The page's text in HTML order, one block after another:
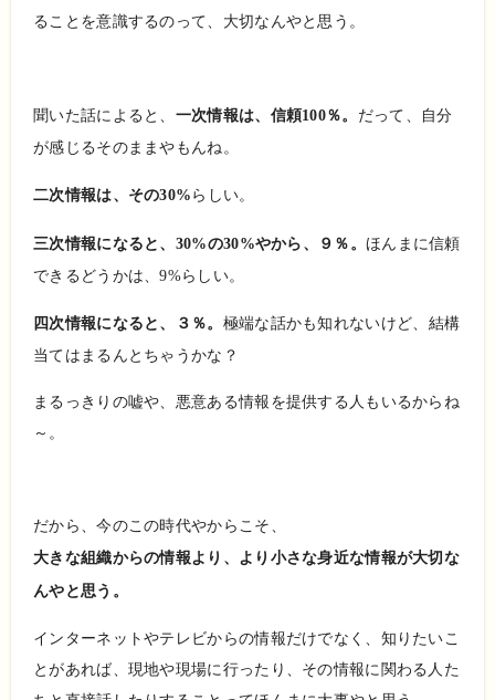
ることを意識するのって、大切なんやと思う。
聞いた話によると、 一次情報は、信頼100％。 だって、自分
が感じるそのままやもんね。
二次情報は、その30% らしい。
三次情報になると、30%の30%やから、９％。 ほんまに信頼
できるどうかは、9%らしい。
四次情報になると、３％。 極端な話かも知れないけど、結構
当てはまるんとちゃうかな？
まるっきりの嘘や、悪意ある情報を提供する人もいるからね
～。
だから、今のこの時代やからこそ、
大きな組織からの情報より、より小さな身近な情報が大切な
んやと思う。
インターネットやテレビからの情報だけでなく、知りたいこ
とがあれば、現地や現場に行ったり、その情報に関わる人た